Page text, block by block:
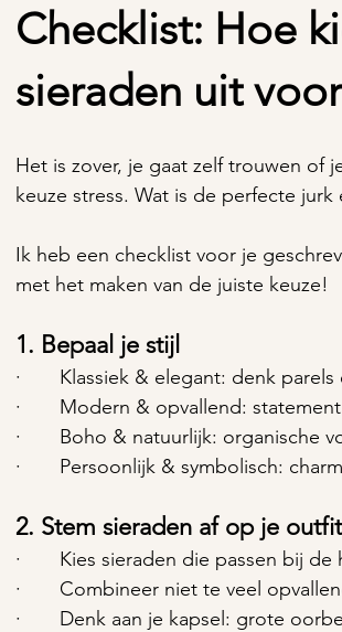
Checklist: Hoe
sieraden uit
Het is zover, je gaat zelf trouwen
keuze stress. Wat is de perfecte
Ik heb een checklist voor je
met het maken van de juiste keuze!
1. Bepaal je stijl
·       Klassiek & elegant: denk
·       Modern & opvallend:
·       Boho & natuurlijk: organische
·       Persoonlijk & symbolisch:
2. Stem sieraden af op je outfit
·       Kies sieraden die passen bij
·       Combineer niet te veel
·       Denk aan je kapsel: grote